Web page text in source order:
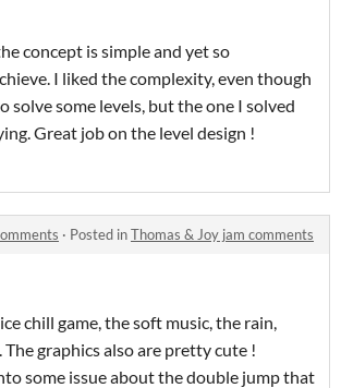
concept is simple and yet so
I liked the complexity, even though
solve some levels, but the one I solved
Great job on the level design !
· Posted inThomas & Joy jam comments
chill game, the soft music, the rain,
The graphics also are pretty cute !
some issue about the double jump that